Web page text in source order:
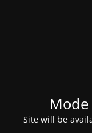
Site will be